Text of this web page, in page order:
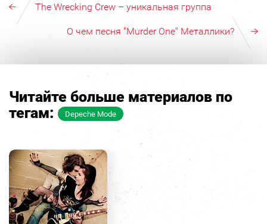
The Wrecking Crew – уникальная группа
О чем песня "Murder One" Металлики?
Читайте больше материалов по
тегам:
Depeche Mode